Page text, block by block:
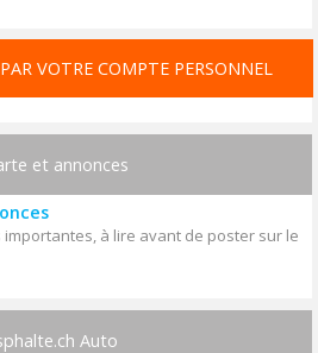
VOTRE COMPTE PERSONNEL
et annonces
à lire avant de poster sur le
Auto